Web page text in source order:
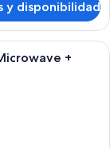
y disponibilidad
hotel con dos camas,
+